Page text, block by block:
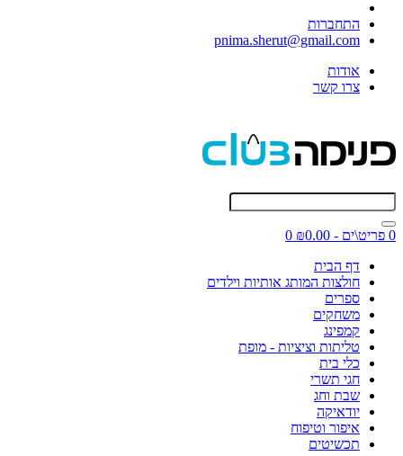
התחברות
pnima.sherut@gmail.com
אודות
צרו קשר
0 פריט\ים - ₪0.00
0
דף הבית
חולצות המותג אותיות וילדים
ספרים
משחקים
קמפינג
טליתות וציציות - מופת
כלי בית
חגי תשרי
שבת וחג
יודאיקה
איפור וטיפוח
תכשיטים